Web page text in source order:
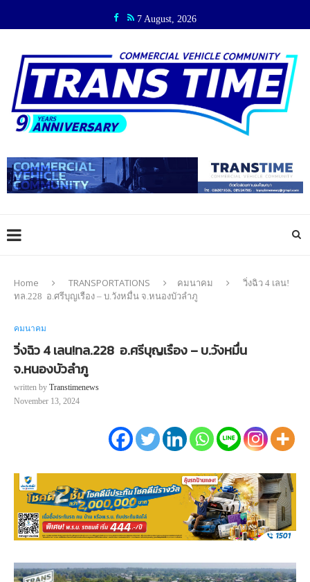
7 August, 2026
Home TRANSPORTATIONS คมนาคม
วิ่งฉิว 4 เลน!
ทล.228 อ.ศรีบุญเรือง – บ.วังหมื่น จ.หนองบัวลำภู
คมนาคม
วิ่งฉิว 4 เลน!ทล.228 อ.ศรีบุญเรือง – บ.วังหมื่น
จ.หนองบัวลำภู
written by Transtimenews
November 13, 2024